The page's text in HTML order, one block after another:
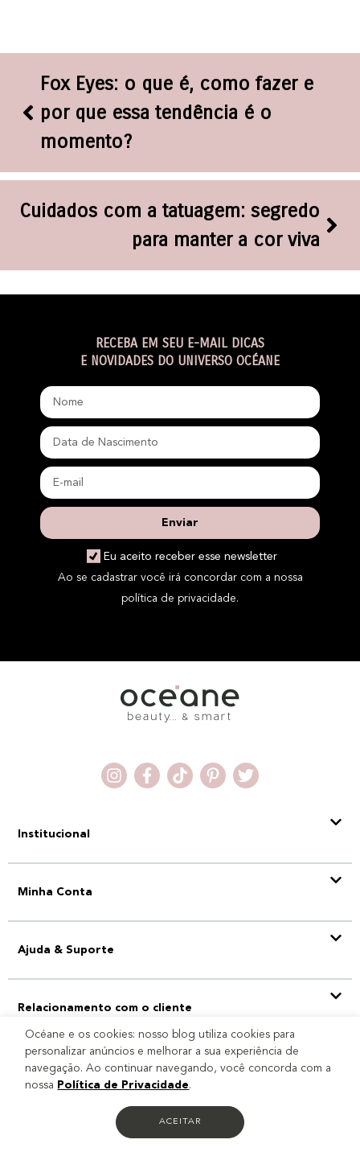
Fox Eyes: o que é, como fazer e
por que essa tendência é o
momento?
Cuidados com a tatuagem: segredo
para manter a cor viva
RECEBA EM SEU E-MAIL DICAS
E NOVIDADES DO UNIVERSO OCÉANE
Eu aceito receber esse newsletter
Enviar
Ao se cadastrar você irá concordar com a nossa
política de privacidade.
Institucional
Minha Conta
Ajuda & Suporte
Relacionamento com o cliente
Selo
Océane e os cookies: nosso blog utiliza cookies para
personalizar anúncios e melhorar a sua experiência de
navegação. Ao continuar navegando, você concorda com a
nossa Política de Privacidade.
ACEITAR